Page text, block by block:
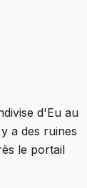
d'Eu au
a des ruines
le portail